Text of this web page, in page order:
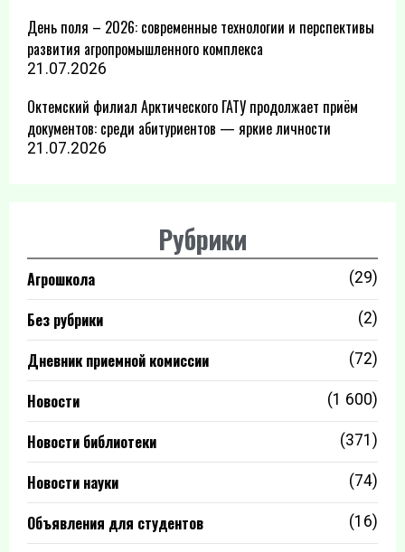
День поля – 2026: современные технологии и перспективы
развития агропромышленного комплекса
21.07.2026
Октемский филиал Арктического ГАТУ продолжает приём
документов: среди абитуриентов — яркие личности
21.07.2026
Рубрики
Агрошкола (29)
Без рубрики (2)
Дневник приемной комиссии (72)
Новости (1 600)
Новости библиотеки (371)
Новости науки (74)
Объявления для студентов (16)